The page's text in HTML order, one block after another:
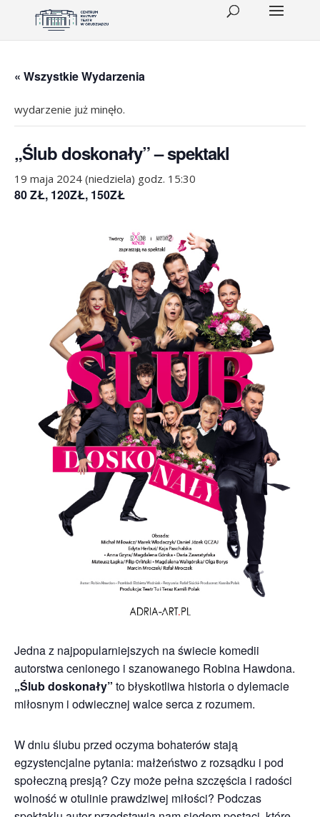
« Wszystkie Wydarzenia
wydarzenie już minęło.
„Ślub doskonały” – spektakl
19 maja 2024 (niedziela) godz. 15:30
80 ZŁ, 120ZŁ, 150ZŁ
Jedna z najpopularniejszych na świecie komedii
autorstwa cenionego i szanowanego Robina Hawdona.
„Ślub doskonały” to błyskotliwa historia o dylemacie
miłosnym i odwiecznej walce serca z rozumem.
W dniu ślubu przed oczyma bohaterów stają
egzystencjalne pytania: małżeństwo z rozsądku i pod
społeczną presją? Czy może pełna szczęścia i radości
wolność w otulinie prawdziwej miłości? Podczas